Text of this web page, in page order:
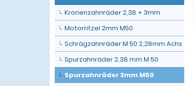
Kronenzahnräder 2,38 + 3mm
Motorritzel 2mm M50
Schrägzahnräder M 50 2,28mm Achs
Spurzahnräder 2,38 mm M 50
Spurzahnräder 3mm M50